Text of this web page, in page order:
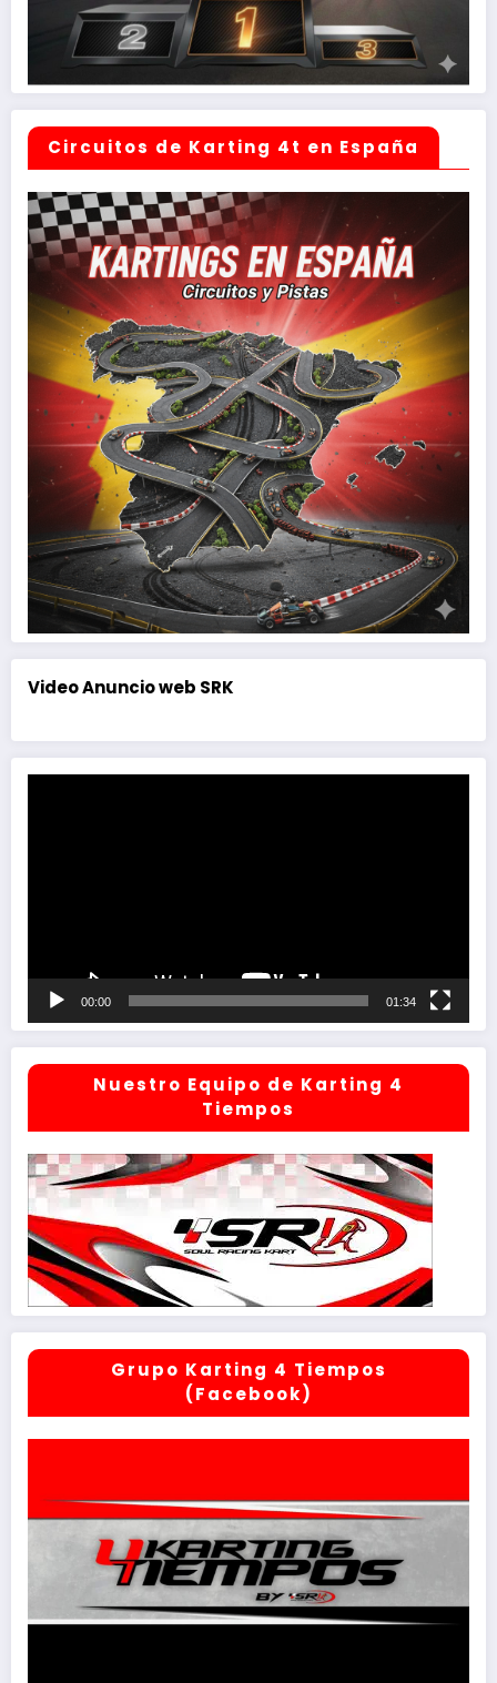
Circuitos de Karting 4t en España
Video Anuncio web SRK
00:00 01:34
Nuestro Equipo de Karting 4
Tiempos
Grupo Karting 4 Tiempos
(Facebook)